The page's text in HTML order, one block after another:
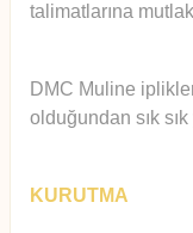
talimatlarına
DMC Muline
olduğundan sık
KURUTMA